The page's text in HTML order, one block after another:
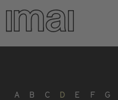
Direkt
zum
Inhalt
A B C D E F G